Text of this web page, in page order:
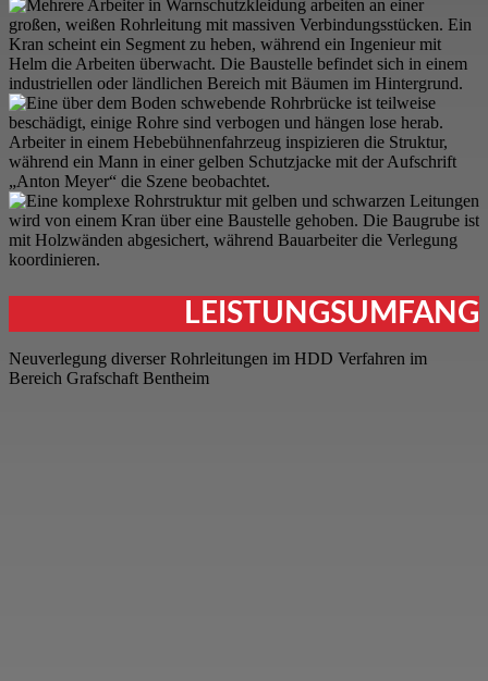
LEISTUNGSUMFANG
Neuverlegung diverser Rohrleitungen im HDD Verfahren im
Bereich Grafschaft Bentheim